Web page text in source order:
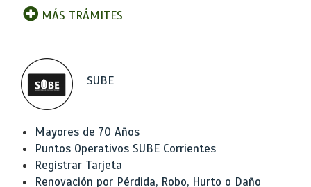
MÁS TRÁMITES
SUBE
Mayores de 70 Años
Puntos Operativos SUBE Corrientes
Registrar Tarjeta
Renovación por Pérdida, Robo, Hurto o Daño